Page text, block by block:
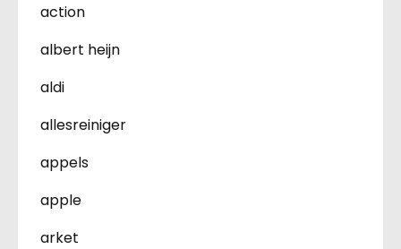
action
albert heijn
aldi
allesreiniger
appels
apple
arket